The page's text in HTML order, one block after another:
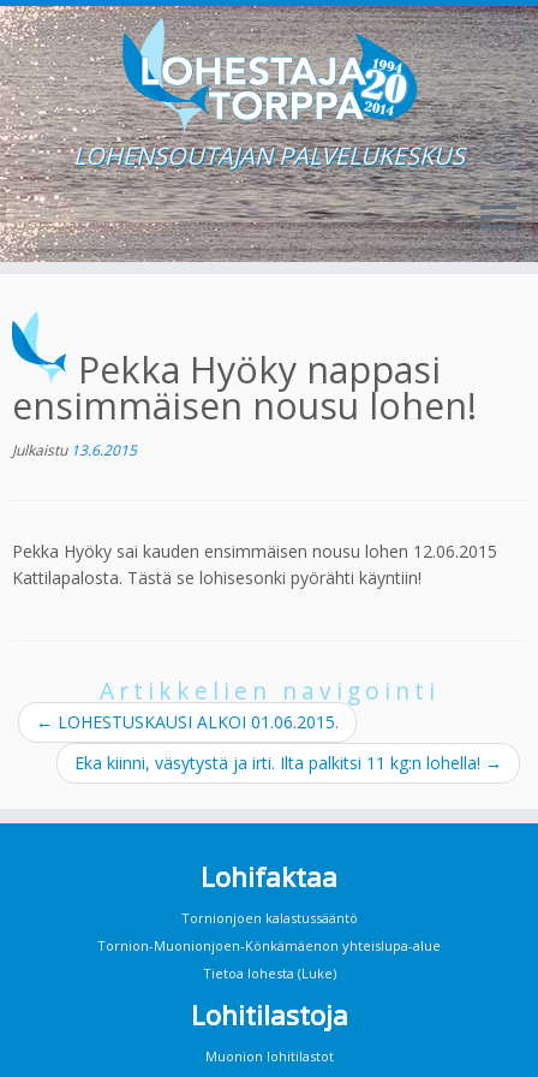
content
LOHENSOUTAJAN PALVELUKESKUS
Pekka Hyöky nappasi
ensimmäisen nousu lohen!
Julkaistu 13.6.2015
Pekka Hyöky sai kauden ensimmäisen nousu lohen 12.06.2015
Kattilapalosta. Tästä se lohisesonki pyörähti käyntiin!
Artikkelien navigointi
← LOHESTUSKAUSI ALKOI 01.06.2015.
Eka kiinni, väsytystä ja irti. Ilta palkitsi 11 kg:n lohella! →
Lohifaktaa
Tornionjoen kalastussääntö
Tornion-Muonionjoen-Könkämäenon yhteislupa-alue
Tietoa lohesta (Luke)
Lohitilastoja
Muonion lohitilastot